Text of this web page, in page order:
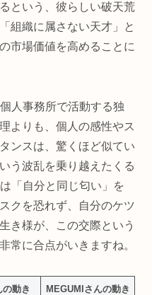
という、彼らしい破天荒
組織に属さない天才」と
市場価値を高めることに
人事務所で活動する独
よりも、個人の感性やス
ンスは、驚くほど似てい
う波乱を乗り越えたくる
「自分と同じ匂い」を
クを恐れず、自分のケツ
き様が、この交際という
常に合点がいきますね。
の動き MEGUMIさんの動き